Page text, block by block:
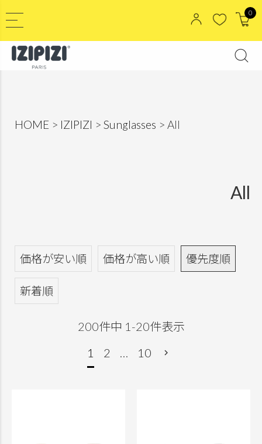
0
HOME IZIPIZI Sunglasses All
All
価格が安い順 価格が高い順 優先度順
新着順
200件中 1 -20件表示
1
2 … 10